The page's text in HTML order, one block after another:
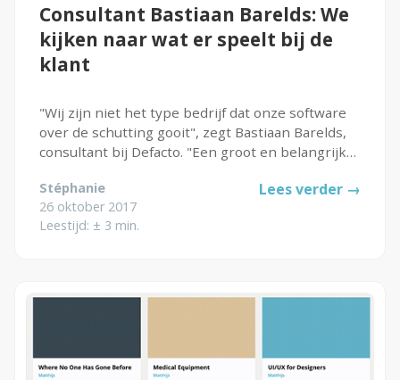
Oplossingen
Compliance Management
Extern Leerportaal
Maak zelf e-learning
Zorgonderwijs met EPA's
Performance Support
Implementaties
Consultant Bastiaan Barelds: We
kijken naar wat er speelt bij de
klant
"Wij zijn niet het type bedrijf dat onze software
over de schutting gooit", zegt Bastiaan Barelds,
consultant bij Defacto. "Een groot en belangrijk
implementatieproces. Wij kijken echt naar wat er
speelt bij de klant...
Stéphanie
26 oktober 2017
Leestijd: ± 3 min.
Lees verder →